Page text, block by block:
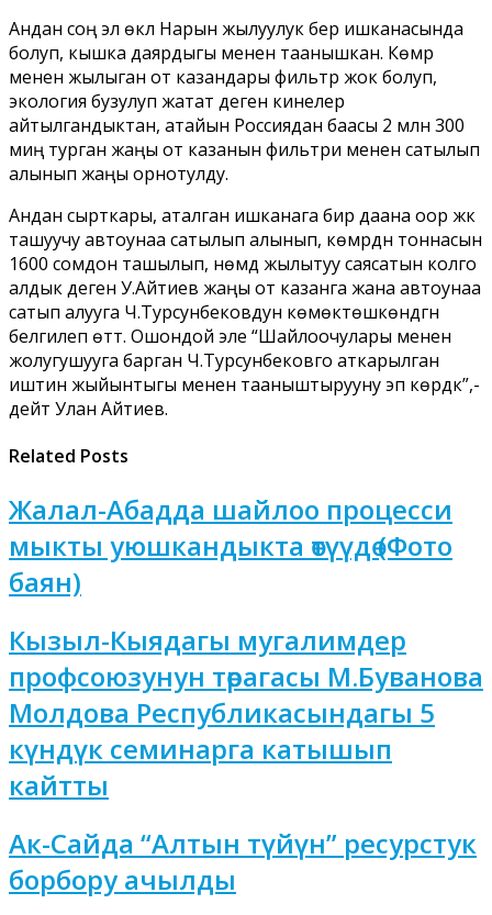
Андан соң эл өкүлү Нарын жылуулук берүү ишканасында
болуп, кышка даярдыгы менен таанышкан. Көмүр
менен жылыган от казандары фильтр жок болуп,
экология бузулуп жатат деген кинелер
айтылгандыктан, атайын Россиядан баасы 2 млн 300
миң турган жаңы от казанын фильтри менен сатылып
алынып жаңы орнотулду.
Андан сырткары, аталган ишканага бир даана оор жүк
ташуучу автоунаа сатылып алынып, көмүрдүн тоннасын
1600 сомдон ташылып, үнөмдүү жылытуу саясатын колго
алдык деген У.Айтиев жаңы от казанга жана автоунаа
сатып алууга Ч.Турсунбековдун көмөктөшкөндүгүн
белгилеп өттү. Ошондой эле “Шайлоочулары менен
жолугушууга барган Ч.Турсунбековго аткарылган
иштин жыйынтыгы менен тааныштырууну эп көрдүк”,-
дейт Улан Айтиев.
Related Posts
Жалал-Абадда шайлоо процесси
мыкты уюшкандыкта өтүүдө (Фото
баян)
Кызыл-Кыядагы мугалимдер
профсоюзунун төрагасы М.Буванова
Молдова Республикасындагы 5
күндүк семинарга катышып
кайтты
Ак-Сайда “Алтын түйүн” ресурстук
борбору ачылды